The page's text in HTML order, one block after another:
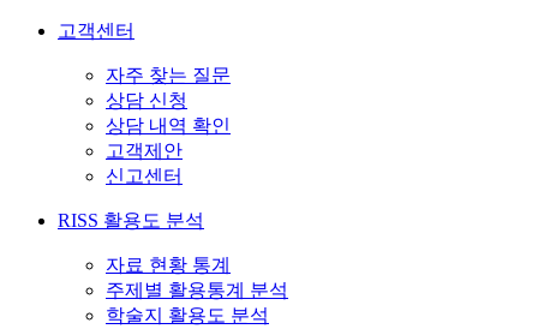
고객센터
자주 찾는 질문
상담 신청
상담 내역 확인
고객제안
신고센터
RISS 활용도 분석
자료 현황 통계
주제별 활용통계 분석
학술지 활용도 분석